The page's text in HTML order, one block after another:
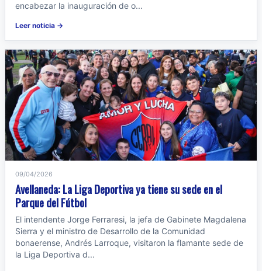
encabezar la inauguración de o...
Leer noticia →
09/04/2026
Avellaneda: La Liga Deportiva ya tiene su sede en el
Parque del Fútbol
El intendente Jorge Ferraresi, la jefa de Gabinete Magdalena
Sierra y el ministro de Desarrollo de la Comunidad
bonaerense, Andrés Larroque, visitaron la flamante sede de
la Liga Deportiva d...